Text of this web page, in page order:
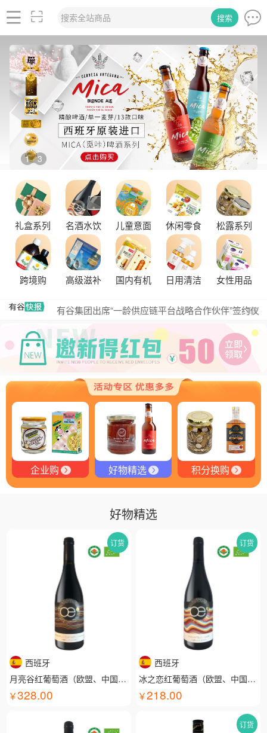
搜索全站商品 搜索
2 / 3
礼盒系列 名酒水饮 儿童意面 休闲零食 松露系列
跨境购 高级滋补 国内有机 日用清洁 女性用品
更多
有谷集团出席“一龄供应链平台战略合作伙伴”签约仪
式，共筑大健康产业有机生态新未来
有谷健康商城 | PIKOBELLO趣味农场儿童意面：德国
匠心打造的无盐健康新主张
有谷健康 | PIKOBELLO牌儿童意面：健康与美味的完
美结合
探寻黑钻奥秘：有谷健康与塞尔维亚黑松露的完美邂
探秘塞尔维亚黑松露：舌尖上的黑钻石
品味卓越，OE 中欧有机双认证红酒的独特魅力
品味拉克索威斯威士忌，邂逅独特酒韵
舌尖上的塞尔维亚黑松露，你了解多少？
探秘塞尔维亚松露的独特魅力
企业购 好物精选 积分换购
好物精选
订货
西班牙
月亮谷红葡萄酒（欧盟、中国有机认证）
328.00
订货
西班牙
冰之恋红葡萄酒（欧盟、中国有机认证）
218.00
订货